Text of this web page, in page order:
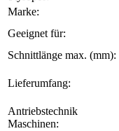
Marke:
Geeignet für:
Schnittlänge max. (mm):
Lieferumfang:
Antriebstechnik
Maschinen: